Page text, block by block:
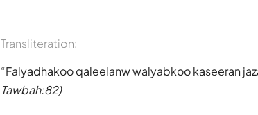
Transliteration:
Falyadhakoo qaleelanw walyabkoo kaseeran
Tawbah:82)